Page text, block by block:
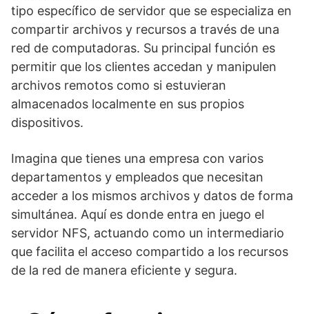
tipo específico de servidor que se especializa en
compartir archivos y recursos a través de una
red de computadoras. Su principal función es
permitir que los clientes accedan y manipulen
archivos remotos como si estuvieran
almacenados localmente en sus propios
dispositivos.
Imagina que tienes una empresa con varios
departamentos y empleados que necesitan
acceder a los mismos archivos y datos de forma
simultánea. Aquí es donde entra en juego el
servidor NFS, actuando como un intermediario
que facilita el acceso compartido a los recursos
de la red de manera eficiente y segura.